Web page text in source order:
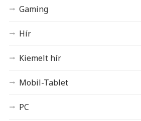
Gaming
Hír
Kiemelt hír
Mobil-Tablet
PC